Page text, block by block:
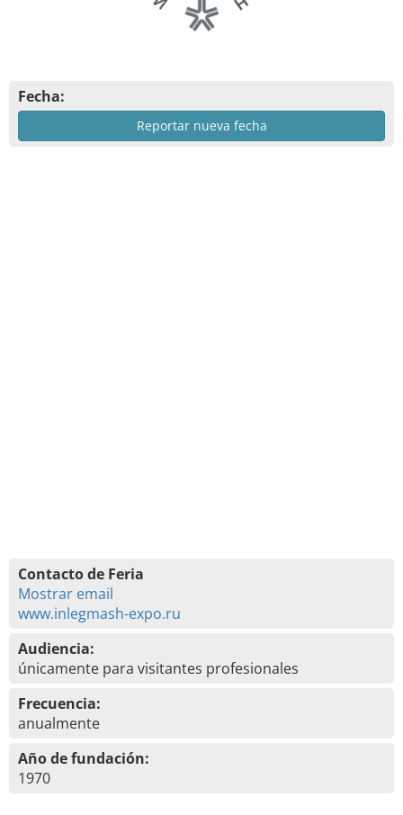
Fecha:
Reportar nueva fecha
Contacto de Feria
Mostrar email
www.inlegmash-expo.ru
Audiencia:
únicamente para visitantes profesionales
Frecuencia:
anualmente
Año de fundación:
1970